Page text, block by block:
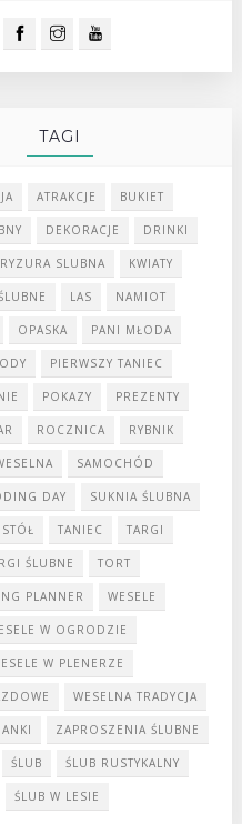
TAGI
ATRAKCJE BUKIET
DEKORACJE DRINKI
SLUBNA KWIATY
LAS NAMIOT
OPASKA PANI MŁODA
PIERWSZY TANIEC
POKAZY PREZENTY
ROCZNICA RYBNIK
SAMOCHÓD
DAY SUKNIA ŚLUBNA
TANIEC TARGI
ŚLUBNE TORT
PLANNER WESELE
W OGRODZIE
W PLENERZE
WESELNA TRADYCJA
ZAPROSZENIA ŚLUBNE
ŚLUB ŚLUB RUSTYKALNY
ŚLUB W LESIE